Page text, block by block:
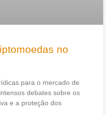
no
para o mercado de
debates sobre os
e a proteção dos